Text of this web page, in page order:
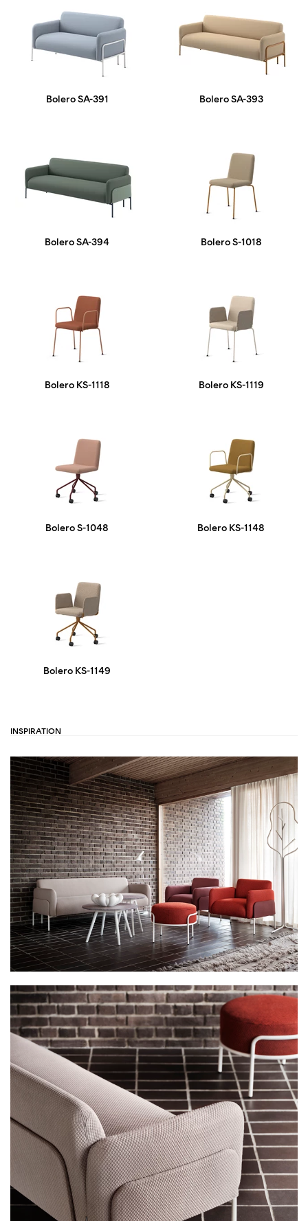
Bolero SA-391 Bolero SA-393
Bolero SA-394 Bolero S-1018
Bolero KS-1118 Bolero KS-1119
Bolero S-1048 Bolero KS-1148
Bolero KS-1149
INSPIRATION